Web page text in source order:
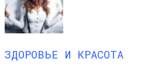
ЗДОРОВЬЕ И КРАСОТА